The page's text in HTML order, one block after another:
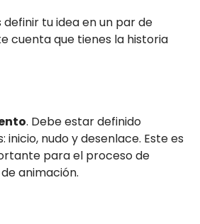
definir tu idea en un par de
cuenta que tienes la historia
. Debe estar definido
inicio, nudo y desenlace. Este es
para el proceso de
animación.